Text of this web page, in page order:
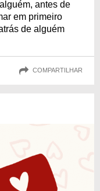
antes de
em primeiro
de alguém
COMPARTILHAR